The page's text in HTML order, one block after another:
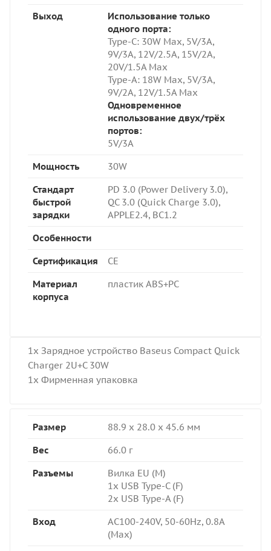
Выход
Использование только
одного порта:
Type-C: 30W Max, 5V/3A,
9V/3A, 12V/2.5A, 15V/2A,
20V/1.5A Max
Type-A: 18W Max, 5V/3A,
9V/2A, 12V/1.5A Max
Одновременное
использование двух/трёх
портов:
5V/3A
Мощность
30W
Стандарт
быстрой
зарядки
PD 3.0 (Power Delivery 3.0),
QC 3.0 (Quick Charge 3.0),
APPLE2.4, BC1.2
Особенности
Сертификация
CE
Материал
корпуса
пластик ABS+PC
1x Зарядное устройство Baseus Compact Quick
Charger 2U+C 30W
1x Фирменная упаковка
Размер
88.9 x 28.0 x 45.6 мм
Вес
66.0 г
Разъемы
Вилка EU (M)
1x USB Type-C (F)
2x USB Type-A (F)
Вход
AC100-240V, 50-60Hz, 0.8A
(Max)